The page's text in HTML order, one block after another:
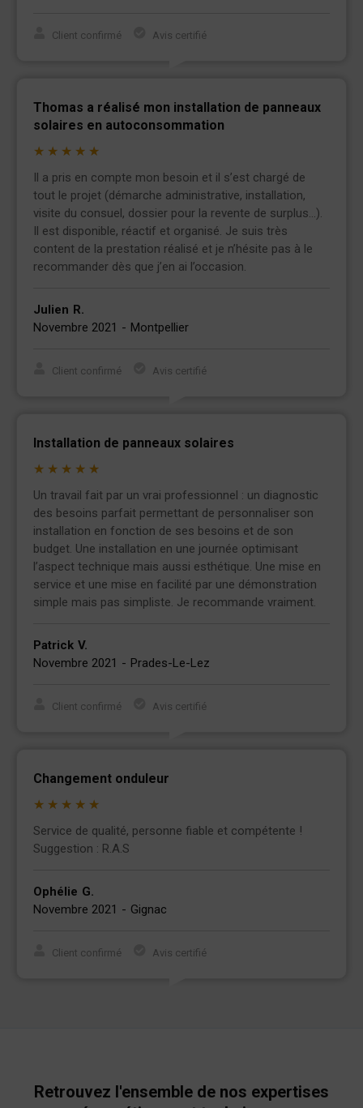
Client confirmé Avis certifié
Thomas a réalisé mon installation de panneaux
solaires en autoconsommation
★ ★ ★ ★ ★
Il a pris en compte mon besoin et il s’est chargé de
tout le projet (démarche administrative, installation,
visite du consuel, dossier pour la revente de surplus…).
Il est disponible, réactif et organisé. Je suis très
content de la prestation réalisé et je n’hésite pas à le
recommander dès que j’en ai l’occasion.
Julien R.
Novembre 2021 - Montpellier
Client confirmé Avis certifié
Installation de panneaux solaires
★ ★ ★ ★ ★
Un travail fait par un vrai professionnel : un diagnostic
des besoins parfait permettant de personnaliser son
installation en fonction de ses besoins et de son
budget. Une installation en une journée optimisant
l’aspect technique mais aussi esthétique. Une mise en
service et une mise en facilité par une démonstration
simple mais pas simpliste. Je recommande vraiment.
Patrick V.
Novembre 2021 - Prades-Le-Lez
Client confirmé Avis certifié
Changement onduleur
★ ★ ★ ★ ★
Service de qualité, personne fiable et compétente !
Suggestion : R.A.S
Ophélie G.
Novembre 2021 - Gignac
Client confirmé Avis certifié
Retrouvez l'ensemble de nos expertises